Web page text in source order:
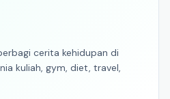
cerita kehidupan di
kuliah, gym, diet, travel,